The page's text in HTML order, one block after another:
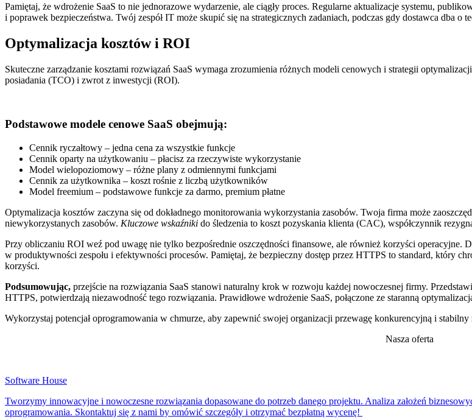
Pamiętaj, że wdrożenie SaaS to nie jednorazowe wydarzenie, ale ciągły proces. Regularne aktualizacje systemu,
i poprawek bezpieczeństwa. Twój zespół IT może skupić się na strategicznych zadaniach, podczas gdy dostawca dba o
Optymalizacja kosztów i ROI
Skuteczne zarządzanie kosztami rozwiązań SaaS wymaga zrozumienia różnych modeli cenowych i strategii
posiadania (TCO) i zwrot z inwestycji (ROI).
Podstawowe modele cenowe SaaS obejmują:
Cennik ryczałtowy – jedna cena za wszystkie funkcje
Cennik oparty na użytkowaniu – płacisz za rzeczywiste wykorzystanie
Model wielopoziomowy – różne plany z odmiennymi funkcjami
Cennik za użytkownika – koszt rośnie z liczbą użytkowników
Model freemium – podstawowe funkcje za darmo, premium płatne
Optymalizacja kosztów zaczyna się od dokładnego monitorowania wykorzystania zasobów. Twoja firma może
niewykorzystanych zasobów. Kluczowe wskaźniki do śledzenia to koszt pozyskania klienta (CAC), współczynnik
Przy obliczaniu ROI weź pod uwagę nie tylko bezpośrednie oszczędności finansowe, ale również korzyści operacyjne.
w produktywności zespołu i efektywności procesów. Pamiętaj, że bezpieczny dostęp przez HTTPS to standard, który
korzyści.
Podsumowując, przejście na rozwiązania SaaS stanowi naturalny krok w rozwoju każdej nowoczesnej firmy.
HTTPS, potwierdzają niezawodność tego rozwiązania. Prawidłowe wdrożenie SaaS, połączone ze staranną
Wykorzystaj potencjał oprogramowania w chmurze, aby zapewnić swojej organizacji przewagę konkurencyjną i
Nasza oferta
Software House
Tworzymy innowacyjne i nowoczesne rozwiązania dopasowane do potrzeb danego projektu. Analiza założeń
oprogramowania. Skontaktuj się z nami by omówić szczegóły i otrzymać bezpłatną wycenę!